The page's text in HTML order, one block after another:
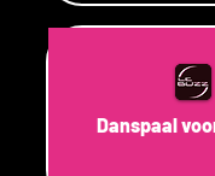
Danspaal